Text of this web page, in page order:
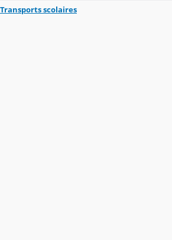
Transports scolaires